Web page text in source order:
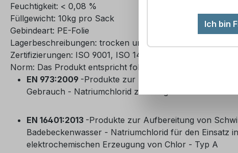
Feuchtigkeit: < 0,08 %
Füllgewicht: 10kg pro Sack
Gebindeart: PE-Folie
Lagerbeschreibungen: trocken und gut verschlossen lagern
Zertifizierungen: ISO 9001, ISO 14001 und IFS
Norm: Das Produkt entspricht folgenden Normen...
EN 973:2009 -Produkte zur Aufbereitung von Wasser
Gebrauch - Natriumchlorid zum Regenerieren von
EN 16401:2013 -Produkte zur Aufbereitung von
Badebeckenwasser - Natriumchlorid für den Einsatz
elektrochemischen Erzeugung von Chlor - Typ A
Ich bin